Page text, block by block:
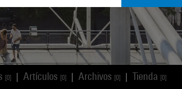
[0] Artículos [0] Archivos [0] Tienda [0]